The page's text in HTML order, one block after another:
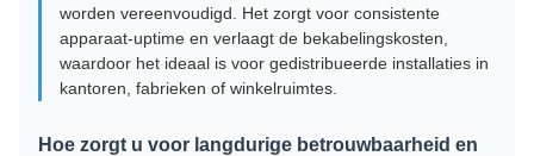
worden vereenvoudigd. Het zorgt voor consistente
apparaat-uptime en verlaagt de bekabelingskosten,
waardoor het ideaal is voor gedistribueerde installaties in
kantoren, fabrieken of winkelruimtes.
Hoe zorgt u voor langdurige betrouwbaarheid en